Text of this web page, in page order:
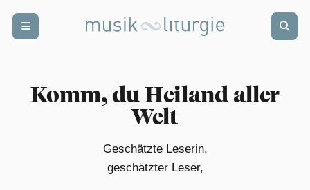
punkt
Komm, du Heiland aller
Welt
Geschätzte Leserin,
geschätzter Leser,